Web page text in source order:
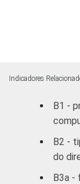
Indicadores
B1 -
B2 -
do
B3a -